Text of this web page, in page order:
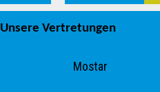
Unsere Vertretungen
Mostar